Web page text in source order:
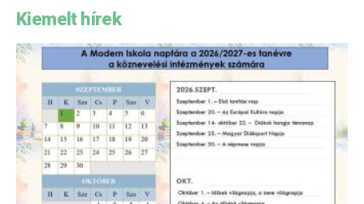
Kiemelt hírek